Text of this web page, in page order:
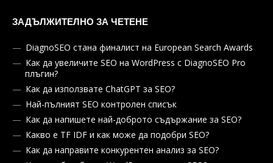
ЗАДЪЛЖИТЕЛНО ЗА ЧЕТЕНЕ
DiagnoSEO стана финалист на European Search Awards
Как да увеличите SEO на WordPress с DiagnoSEO Pro
плъгин?
Как да използвате ChatGPT за SEO?
Най-пълният SEO контролен списък
Как да напишете най-доброто съдържание за SEO?
Какво е TF IDF и как може да подобри SEO?
Как да направите конкурентен анализ за SEO?